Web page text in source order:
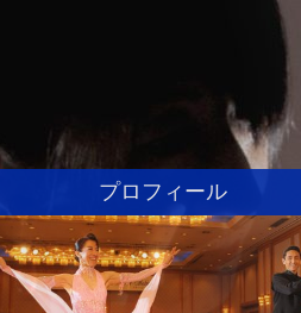
プロフィール